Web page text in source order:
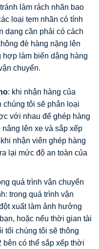
làm rách nhãn bao
loại tem nhãn có tính
dạng cần phải có cách
đè hàng nặng lên
hợp làm biến dậng hàng
chuyển.
: khi nhận hàng của
chúng tôi sẽ phân loại
với nhau để ghép hàng
lên xe và sắp xếp
nhận viên ghép hàng
lại mức độ an toàn của
quá trình vận chuyển
trong quá trình vận
xuất làm ảnh hưởng
hoặc nếu thời gian tài
tối chúng tôi sẽ thông
bên có thể sắp xếp thời